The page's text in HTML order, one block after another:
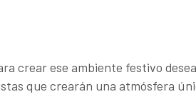
crear ese ambiente festivo
que crearán una atmósfera